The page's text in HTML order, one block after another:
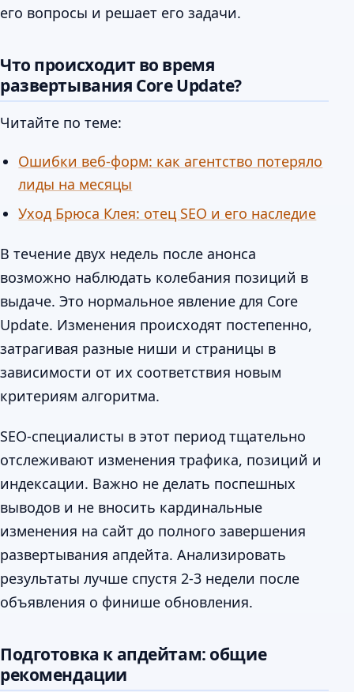
его вопросы и решает его задачи.
Что происходит во время
развертывания Core Update?
Читайте по теме:
Ошибки веб-форм: как агентство потеряло
лиды на месяцы
Уход Брюса Клея: отец SEO и его наследие
В течение двух недель после анонса
возможно наблюдать колебания позиций в
выдаче. Это нормальное явление для Core
Update. Изменения происходят постепенно,
затрагивая разные ниши и страницы в
зависимости от их соответствия новым
критериям алгоритма.
SEO-специалисты в этот период тщательно
отслеживают изменения трафика, позиций и
индексации. Важно не делать поспешных
выводов и не вносить кардинальные
изменения на сайт до полного завершения
развертывания апдейта. Анализировать
результаты лучше спустя 2-3 недели после
объявления о финише обновления.
Подготовка к апдейтам: общие
рекомендации